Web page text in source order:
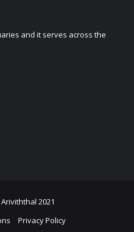
and it serves across the
2021
Privacy Policy